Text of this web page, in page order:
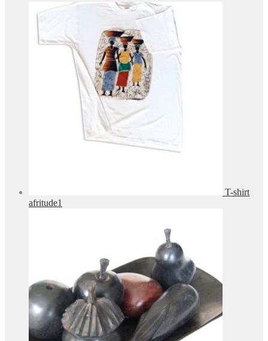
T-shirt
afritude1